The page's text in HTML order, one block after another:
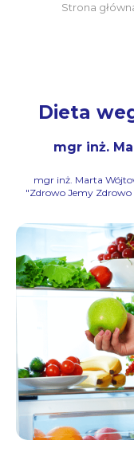
Strona
Dieta
mgr inż.
mgr inż. Marta
"Zdrowo Jemy